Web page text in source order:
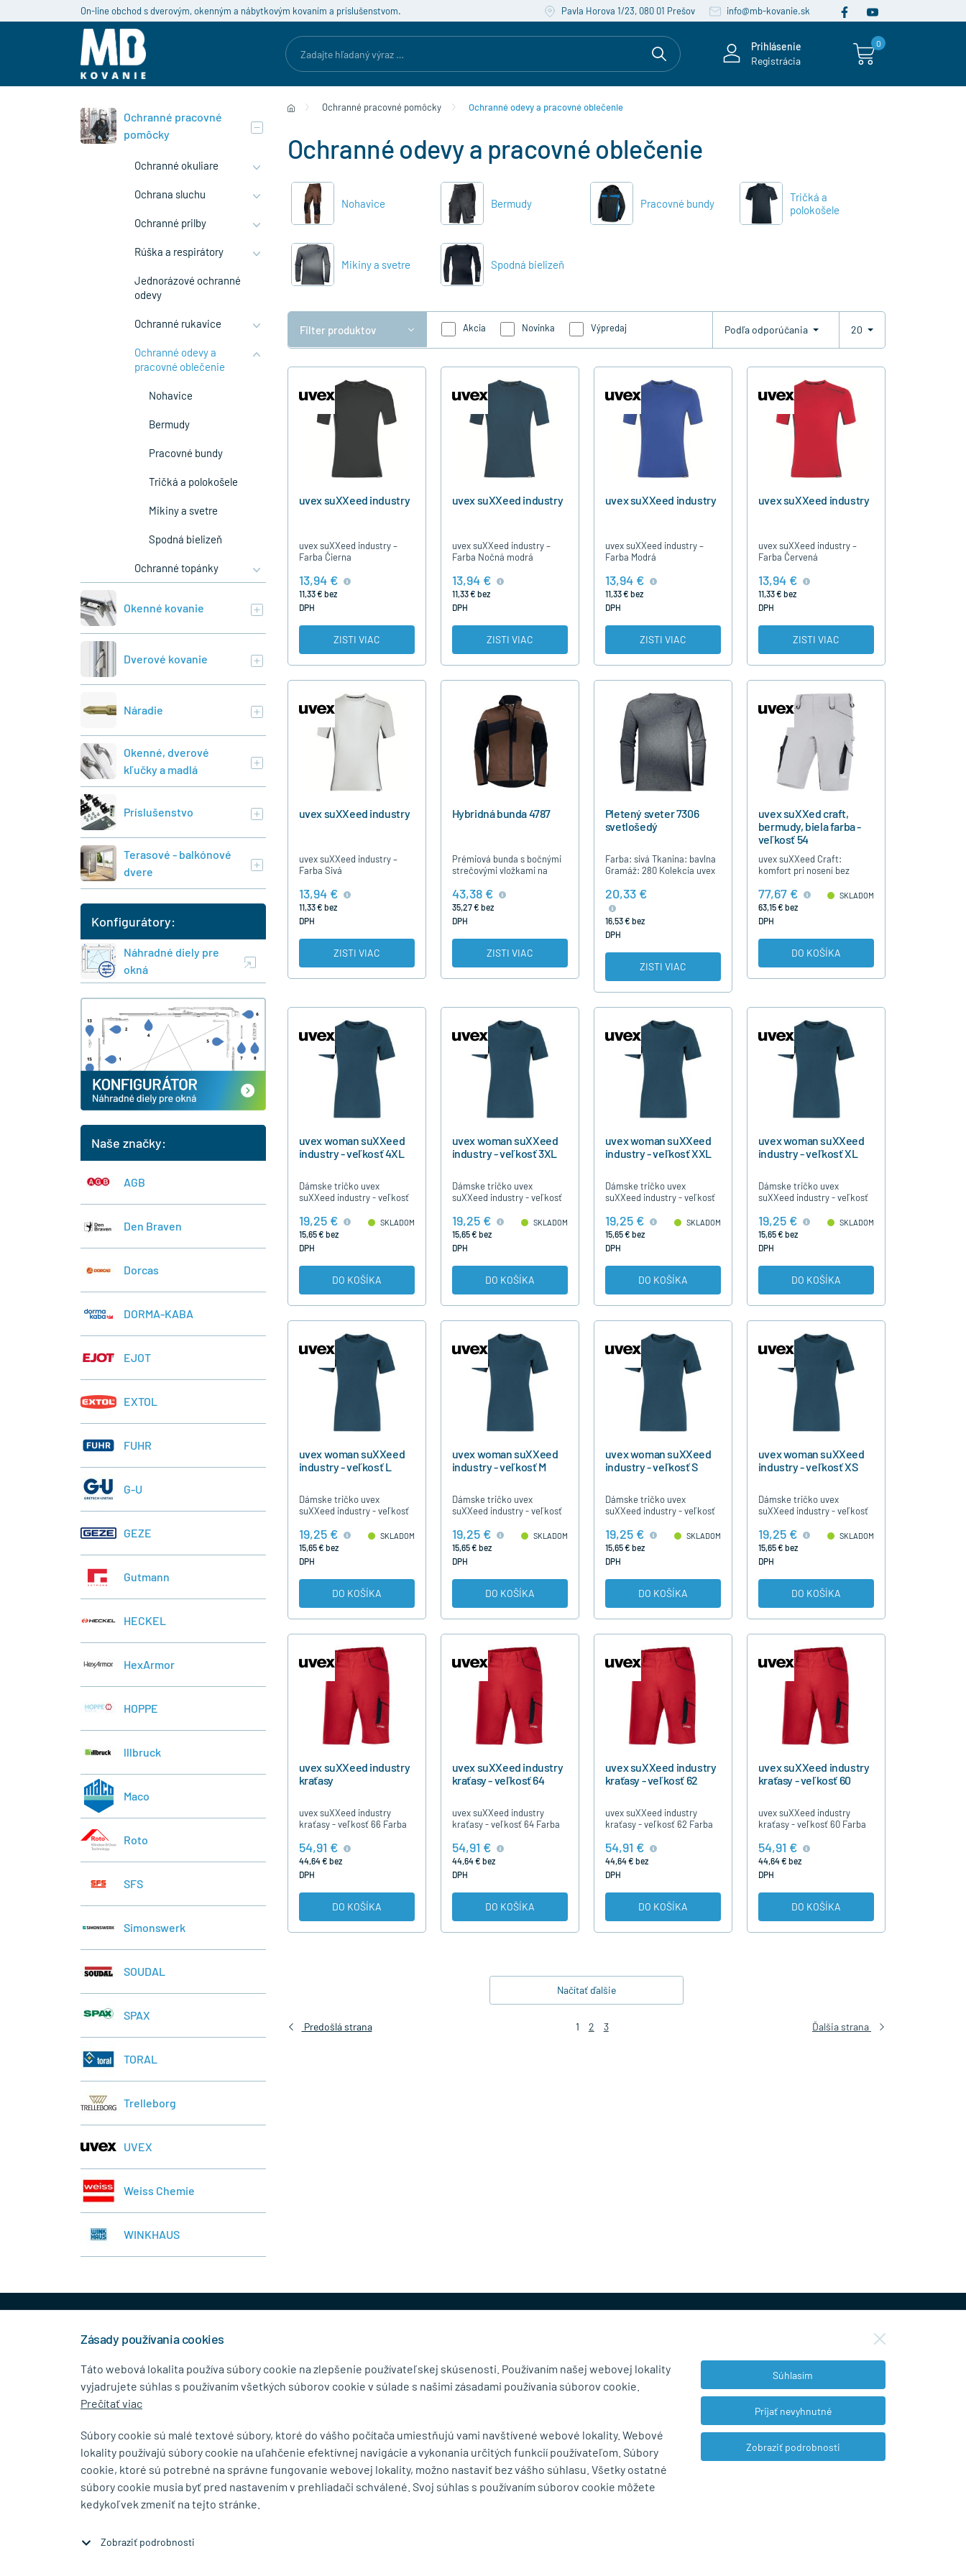
On-line obchod s dverovým, okenným a nábytkovým kovaním a príslušenstvom. Pavla Horova 1/23, 080 01 Prešov info@mb-kovanie.sk
Prihlásenie
Registrácia
0
Ochranné pracovné pomôcky Ochranné odevy a pracovné oblečenie
Ochranné odevy a pracovné oblečenie
Nohavice Bermudy Pracovné bundy
Tričká a
polokošele
Mikiny a svetre Spodná bielizeň
Filter produktov Akcia Novinka Výpredaj Podľa odporúčania 20
uvex suXXeed industry
uvex suXXeed industry –
Farba Čierna
13,94 €
11,33 € bez
DPH
ZISTI VIAC
uvex suXXeed industry
uvex suXXeed industry –
Farba Nočná modrá
13,94 €
11,33 € bez
DPH
ZISTI VIAC
uvex suXXeed industry
uvex suXXeed industry –
Farba Modrá
13,94 €
11,33 € bez
DPH
ZISTI VIAC
uvex suXXeed industry
uvex suXXeed industry –
Farba Červená
13,94 €
11,33 € bez
DPH
ZISTI VIAC
uvex suXXeed industry
uvex suXXeed industry –
Farba Sivá
13,94 €
11,33 € bez
DPH
ZISTI VIAC
Hybridná bunda 4787
Prémiová bunda s bočnými
strečovými vložkami na
ramien - vhodná na pranie
Veľmi odolný materiál vďaka
odolným…
43,38 €
35,27 € bez
DPH
ZISTI VIAC
Pletený sveter 7306
svetlošedý
Farba: sivá Tkanina: bavlna
Gramáž: 280 Kolekcia uvex
všetkého pre dobrú vec Už
od roku 1926 uvex chráni…
20,33 €
16,53 € bez
DPH
ZISTI VIAC
uvex suXXed craft,
bermudy, biela farba -
veľkosť 54
uvex suXXeed Craft:
komfort pri nosení bez
craft zaujme svojim
optimálnym strihom,
športovým dizajnom a…
77,67 €
63,15 € bez
DPH
SKLADOM
DO KOŠÍKA
uvex woman suXXeed
industry - veľkosť 4XL
Dámske tričko uvex
suXXeed industry - veľkosť
19,25 €
15,65 € bez
DPH
SKLADOM
DO KOŠÍKA
uvex woman suXXeed
industry - veľkosť 3XL
Dámske tričko uvex
suXXeed industry - veľkosť
19,25 €
15,65 € bez
DPH
SKLADOM
DO KOŠÍKA
uvex woman suXXeed
industry - veľkosť XXL
Dámske tričko uvex
suXXeed industry - veľkosť
19,25 €
15,65 € bez
DPH
SKLADOM
DO KOŠÍKA
uvex woman suXXeed
industry - veľkosť XL
Dámske tričko uvex
suXXeed industry - veľkosť
19,25 €
15,65 € bez
DPH
SKLADOM
DO KOŠÍKA
uvex woman suXXeed
industry - veľkosť L
Dámske tričko uvex
suXXeed industry - veľkosť
19,25 €
15,65 € bez
DPH
SKLADOM
DO KOŠÍKA
uvex woman suXXeed
industry - veľkosť M
Dámske tričko uvex
suXXeed industry - veľkosť
19,25 €
15,65 € bez
DPH
SKLADOM
DO KOŠÍKA
uvex woman suXXeed
industry - veľkosť S
Dámske tričko uvex
suXXeed industry - veľkosť
19,25 €
15,65 € bez
DPH
SKLADOM
DO KOŠÍKA
uvex woman suXXeed
industry - veľkosť XS
Dámske tričko uvex
suXXeed industry - veľkosť
19,25 €
15,65 € bez
DPH
SKLADOM
DO KOŠÍKA
uvex suXXeed industry
kraťasy
uvex suXXeed industry
kraťasy - veľkosť 66 Farba
54,91 €
44,64 € bez
DPH
DO KOŠÍKA
uvex suXXeed industry
kraťasy - veľkosť 64
uvex suXXeed industry
kraťasy - veľkosť 64 Farba
54,91 €
44,64 € bez
DPH
DO KOŠÍKA
uvex suXXeed industry
kraťasy - veľkosť 62
uvex suXXeed industry
kraťasy - veľkosť 62 Farba
54,91 €
44,64 € bez
DPH
DO KOŠÍKA
uvex suXXeed industry
kraťasy - veľkosť 60
uvex suXXeed industry
kraťasy - veľkosť 60 Farba
54,91 €
44,64 € bez
DPH
DO KOŠÍKA
Načítať ďalšie
Predošlá strana 1 2 3 Ďalšia strana
Ochranné pracovné
pomôcky
Ochranné okuliare
Ochrana sluchu
Ochranné prilby
Rúška a respirátory
Jednorázové ochranné
odevy
Ochranné rukavice
Ochranné odevy a
pracovné oblečenie
Nohavice
Bermudy
Pracovné bundy
Tričká a polokošele
Mikiny a svetre
Spodná bielizeň
Ochranné topánky
Okenné kovanie
Dverové kovanie
Náradie
Okenné, dverové
kľučky a madlá
Príslušenstvo
Terasové - balkónové
dvere
Konfigurátory:
Náhradné diely pre
okná
Naše značky:
AGB
Den Braven
Dorcas
DORMA-KABA
EJOT
EXTOL
FUHR
G-U
GEZE
Gutmann
HECKEL
HexArmor
HOPPE
lllbruck
Maco
Roto
SFS
Simonswerk
SOUDAL
SPAX
TORAL
Trelleborg
UVEX
Weiss Chemie
WINKHAUS
KONTAKTNÉ ÚDAJE
MB.Kovanie
Pavla Horova 1/23, 080 01
Prešov
Zobraziť na mape
O Spoločnosti
Blog
Kontakty
Doručenie a osobný odber
Obchodné podmienky
Reklamačný poriadok
Ochrana osobných údajov
NEWSLETTER
Zásady používania cookies
Táto webová lokalita používa súbory cookie na zlepšenie používateľskej skúsenosti. Používaním našej webovej lokality
vyjadrujete súhlas s používaním všetkých súborov cookie v súlade s našimi zásadami používania súborov cookie.
Prečítať viac
Súbory cookie sú malé textové súbory, ktoré do vášho počítača umiestňujú vami navštívené webové lokality. Webové
lokality používajú súbory cookie na uľahčenie efektívnej navigácie a vykonania určitých funkcií používateľom. Súbory
cookie, ktoré sú potrebné na správne fungovanie webovej lokality, možno nastaviť bez vášho súhlasu. Všetky ostatné
súbory cookie musia byť pred nastavením v prehliadači schválené. Svoj súhlas s používaním súborov cookie môžete
kedykoľvek zmeniť na tejto stránke.
Zobraziť podrobnosti
Súhlasím
Prijať nevyhnutné
Zobraziť podrobnosti